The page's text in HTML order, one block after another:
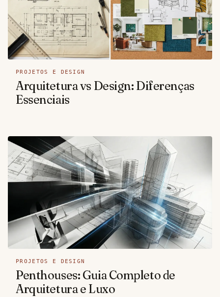
PROJETOS E DESIGN
Arquitetura vs Design: Diferenças
Essenciais
PROJETOS E DESIGN
Penthouses: Guia Completo de
Arquitetura e Luxo